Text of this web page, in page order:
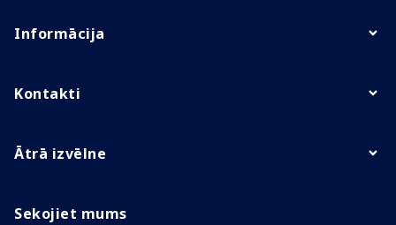
Informācija
Kontakti
Ātrā izvēlne
Sekojiet mums